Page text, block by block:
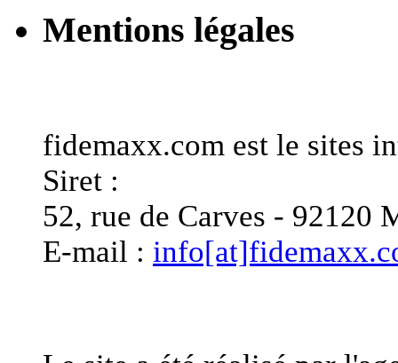
Mentions légales
fidemaxx.com est le sites
Siret :
52, rue de Carves - 92120
E-mail :